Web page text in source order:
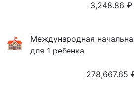
3,248.86 ₽
Международная
для 1 ребенка
278,667.65